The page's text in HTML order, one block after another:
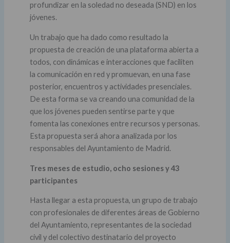
profundizar en la soledad no deseada (SND) en los
jóvenes.
Un trabajo que ha dado como resultado la
propuesta de creación de una plataforma abierta a
todos, con dinámicas e interacciones que faciliten
la comunicación en red y promuevan, en una fase
posterior, encuentros y actividades presenciales.
De esta forma se va creando una comunidad de la
que los jóvenes pueden sentirse parte y que
fomenta las conexiones entre recursos y personas.
Esta propuesta será ahora analizada por los
responsables del Ayuntamiento de Madrid.
Tres meses de estudio, ocho sesiones y 43
participantes
Hasta llegar a esta propuesta, un grupo de trabajo
con profesionales de diferentes áreas de Gobierno
del Ayuntamiento, representantes de la sociedad
civil y del colectivo destinatario del proyecto